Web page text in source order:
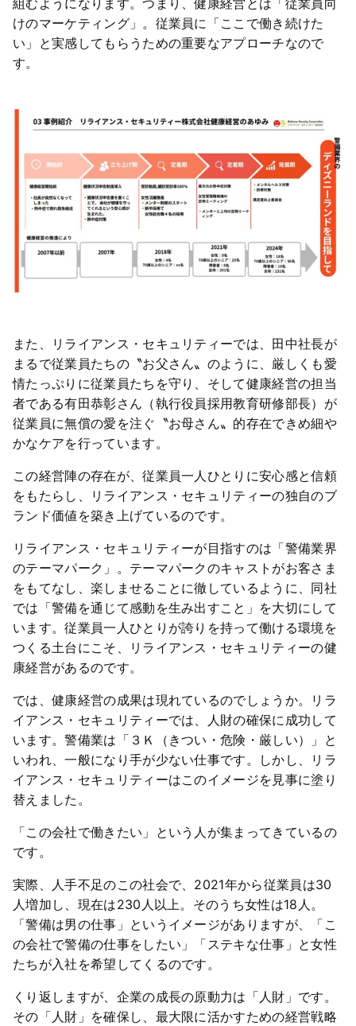
けのマーケティング」。従業員に「ここで働き続けた
い」と実感してもらうための重要なアプローチなので
す。
また、リライアンス・セキュリティーでは、田中社長が
まるで従業員たちの〝お父さん〟のように、厳しくも愛
情たっぷりに従業員たちを守り、そして健康経営の担当
者である有田恭彰さん（執行役員採用教育研修部長）が
従業員に無償の愛を注ぐ〝お母さん〟的存在できめ細や
かなケアを行っています。
この経営陣の存在が、従業員一人ひとりに安心感と信頼
をもたらし、リライアンス・セキュリティーの独自のブ
ランド価値を築き上げているのです。
リライアンス・セキュリティーが目指すのは「警備業界
のテーマパーク」。テーマパークのキャストがお客さま
をもてなし、楽しませることに徹しているように、同社
では「警備を通じて感動を生み出すこと」を大切にして
います。従業員一人ひとりが誇りを持って働ける環境を
つくる土台にこそ、リライアンス・セキュリティーの健
康経営があるのです。
では、健康経営の成果は現れているのでしょうか。リラ
イアンス・セキュリティーでは、人財の確保に成功して
います。警備業は「３Ｋ（きつい・危険・厳しい）」と
いわれ、一般になり手が少ない仕事です。しかし、リラ
イアンス・セキュリティーはこのイメージを見事に塗り
替えました。
「この会社で働きたい」という人が集まってきているの
です。
実際、人手不足のこの社会で、2021年から従業員は30
人増加し、現在は230人以上。そのうち女性は18人。
「警備は男の仕事」というイメージがありますが、「こ
の会社で警備の仕事をしたい」「ステキな仕事」と女性
たちが入社を希望してくるのです。
くり返しますが、企業の成長の原動力は「人財」です。
その「人財」を確保し、最大限に活かすための経営戦略